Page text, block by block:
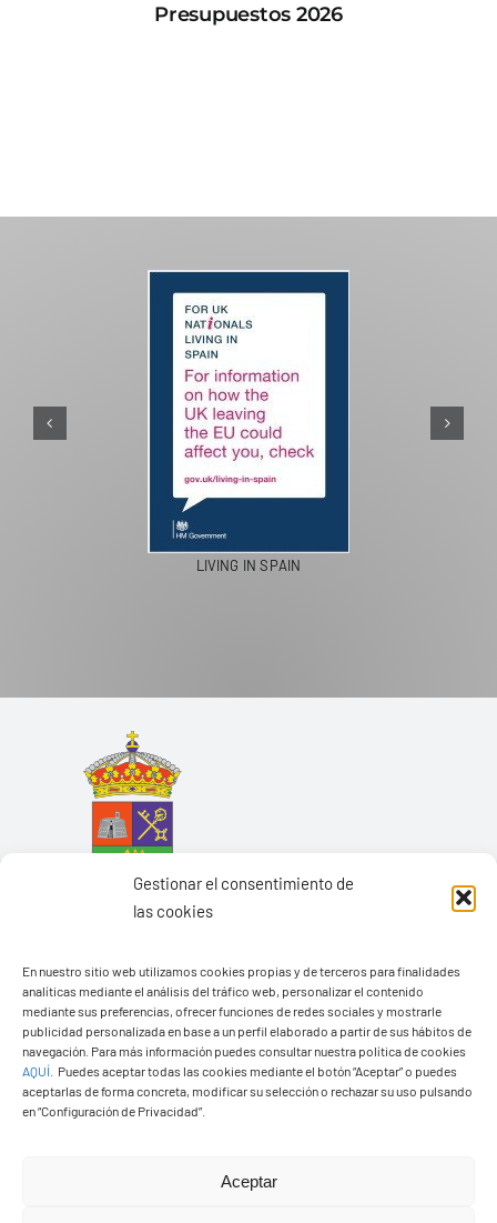
Gestionar el consentimiento de
las cookies
En nuestro sitio web utilizamos cookies propias y de terceros para finalidades
analíticas mediante el análisis del tráfico web, personalizar el contenido
mediante sus preferencias, ofrecer funciones de redes sociales y mostrarle
publicidad personalizada en base a un perfil elaborado a partir de sus hábitos de
navegación. Para más información puedes consultar nuestra política de cookies
AQUÍ
Puedes aceptar todas las cookies mediante el botón “Aceptar” o puedes
aceptarlas de forma concreta, modificar su selección o rechazar su uso pulsando
en “Configuración de Privacidad”.
Aceptar
Presupuestos 2026
PASEOS EN CAMELLO
Ayuntamiento de Yaiza
Pza. de Los Remedios, 1
35570 – Yaiza
Tel:928 83 62 20